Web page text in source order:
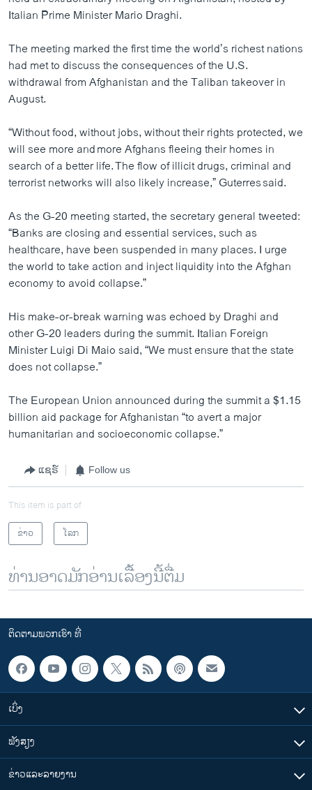
Italian Prime Minister Mario Draghi.
The meeting marked the first time the world’s richest nations
had met to discuss the consequences of the U.S.
withdrawal from Afghanistan and the Taliban takeover in
August.
“Without food, without jobs, without their rights protected, we
will see more and more Afghans fleeing their homes in
search of a better life. The flow of illicit drugs, criminal and
terrorist networks will also likely increase,” Guterres said.
As the G-20 meeting started, the secretary general tweeted:
“Banks are closing and essential services, such as
healthcare, have been suspended in many places. I urge
the world to take action and inject liquidity into the Afghan
economy to avoid collapse.”
His make-or-break warning was echoed by Draghi and
other G-20 leaders during the summit. Italian Foreign
Minister Luigi Di Maio said, “We must ensure that the state
does not collapse.”
The European Union announced during the summit a $1.15
billion aid package for Afghanistan “to avert a major
humanitarian and socioeconomic collapse.”
ແຊຣ໌ Follow us
This item is part of
ຂ່າວ
ໂລກ
ທ່ານອາດມັກອ່ານເລື້ອງນີ້ຕື່ມ
ຕິດຕາມພວກເຮົາ ທີ່
ເບິ່ງ
ຟັງສຽງ
ຂ່າວແລະລາຍງານ